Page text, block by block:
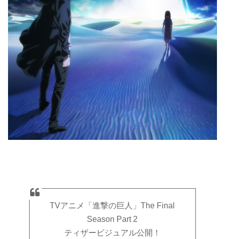
TVアニメ「進撃の巨人」The Final
Season Part 2
ティザービジュアル公開！